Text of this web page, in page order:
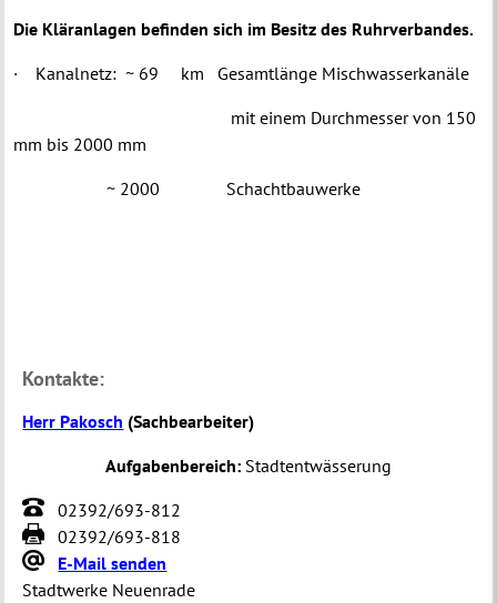
Die Kläranlagen befinden sich im Besitz des Ruhrverbandes.
· Kanalnetz: ~ 69 km Gesamtlänge Mischwasserkanäle
mit einem Durchmesser von 150
mm bis 2000 mm
~ 2000 Schachtbauwerke
Kontakte:
Herr Pakosch (Sachbearbeiter)
Aufgabenbereich: Stadtentwässerung
02392/693-812
02392/693-818
E-Mail senden
Stadtwerke Neuenrade